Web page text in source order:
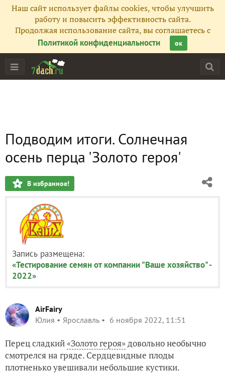
Наш сайт использует файлы cookies, чтобы улучшить
работу и повысить эффективность сайта.
Продолжая использование сайта, вы соглашаетесь с
Политикой конфиденциальности
ок
Подводим итоги. Солнечная
осень перца 'Золото героя'
В избранное!
Запись размещена:
«Тестирование семян от компании "Ваше хозяйство" -
2022»
AirFairy
Юлия
Ярославль 6 ноября 2022, 11:51
Перец сладкий«Золото героя»довольно необычно
смотрелся на гряде. Сердцевидные плоды
плотненько увешивали небольшие кустики.